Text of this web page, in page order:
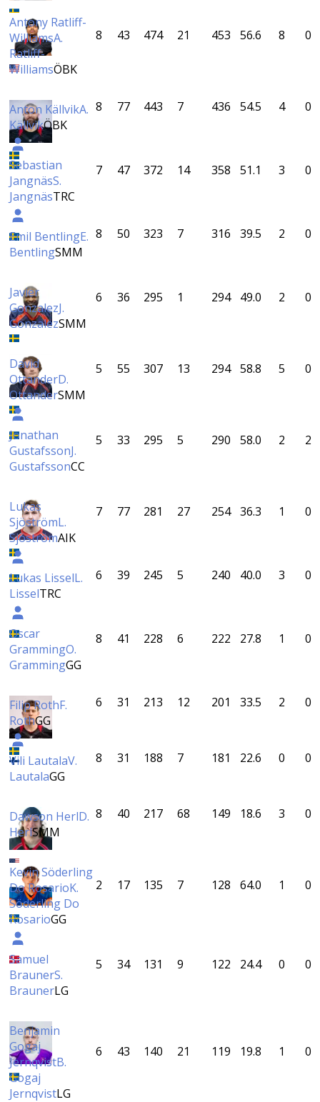
Antony Ratliff-
WilliamsA.
Ratliff-
WilliamsÖBK
8 43 474 21 453 56.6 8 0
Anton KällvikA.
KällvikÖBK
8 77 443 7 436 54.5 4 0
Sebastian
JangnäsS.
JangnäsTRC
7 47 372 14 358 51.1 3 0
Emil BentlingE.
BentlingSMM
8 50 323 7 316 39.5 2 0
Javier
GonzalezJ.
GonzalezSMM
6 36 295 1 294 49.0 2 0
David
OttanderD.
OttanderSMM
5 55 307 13 294 58.8 5 0
Jonathan
GustafssonJ.
GustafssonCC
5 33 295 5 290 58.0 2 2
Lukas
SjöströmL.
SjöströmAIK
7 77 281 27 254 36.3 1 0
Lukas LisselL.
LisselTRC
6 39 245 5 240 40.0 3 0
Oscar
GrammingO.
GrammingGG
8 41 228 6 222 27.8 1 0
Filip RothF.
RothGG
6 31 213 12 201 33.5 2 0
Vili LautalaV.
LautalaGG
8 31 188 7 181 22.6 0 0
Dawson HerlD.
HerlSMM
8 40 217 68 149 18.6 3 0
Kevin Söderling
Do RosarioK.
Söderling Do
RosarioGG
2 17 135 7 128 64.0 1 0
Samuel
BraunerS.
BraunerLG
5 34 131 9 122 24.4 0 0
Benjamin
Gogaj
JernqvistB.
Gogaj
JernqvistLG
6 43 140 21 119 19.8 1 0